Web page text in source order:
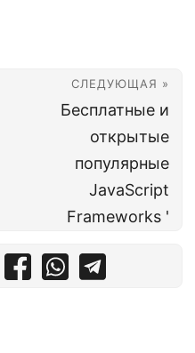
СЛЕДУЮЩАЯ »
Бесплатные и
открытые
популярные
JavaScript
Frameworks '